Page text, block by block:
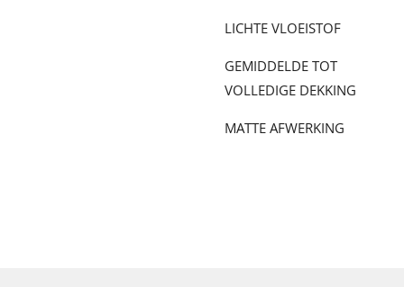
LICHTE VLOEISTOF
GEMIDDELDE TOT
VOLLEDIGE DEKKING
MATTE AFWERKING